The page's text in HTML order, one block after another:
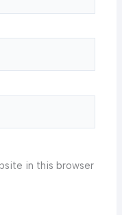
in this browser